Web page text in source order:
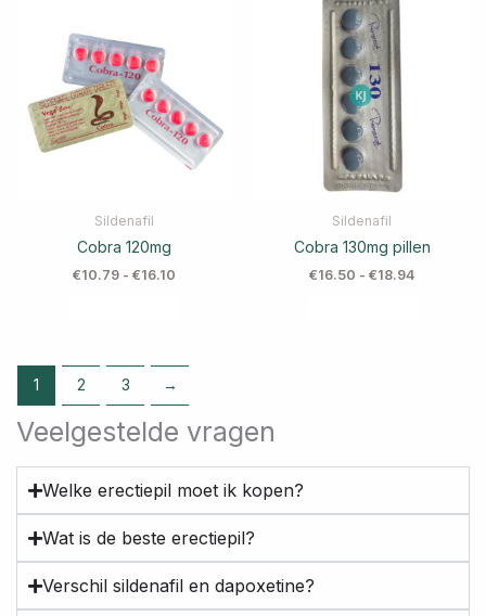
Sildenafil
Cobra 120mg
€10.79 - €16.10
Sildenafil
Cobra 130mg pillen
€16.50 - €18.94
1 2 3 →
Veelgestelde vragen
Welke erectiepil moet ik kopen?
Wat is de beste erectiepil?
Verschil sildenafil en dapoxetine?